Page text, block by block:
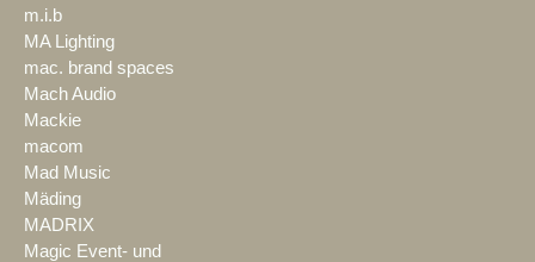
m.i.b
MA Lighting
mac. brand spaces
Mach Audio
Mackie
macom
Mad Music
Mäding
MADRIX
Magic Event- und